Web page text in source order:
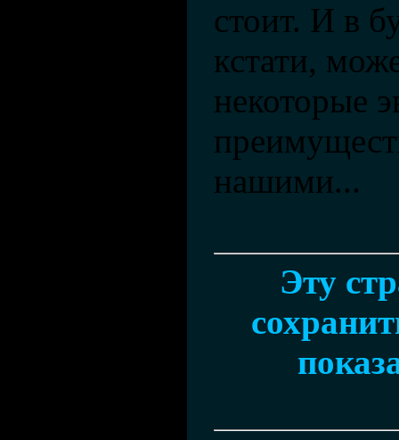
стоит. И в
кстати,
некоторые
нашими...
Эту